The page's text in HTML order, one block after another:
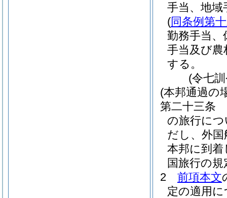
手当、地域
(同条例第
勤務手当、
手当及び
する。
(令七
(本邦通過の
第二十三条
の旅行に
だし、外
本邦に到
国旅行の
2
前項本文
定の適用